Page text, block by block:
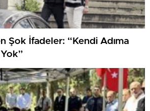
Şok İfadeler: “Kendi Adıma